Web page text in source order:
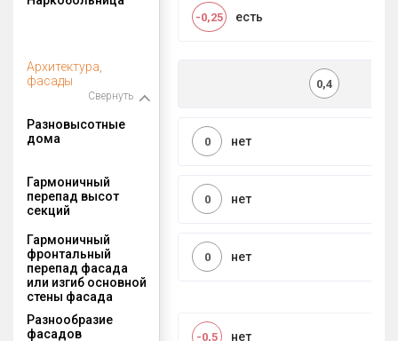
есть
-0,25
Архитектура,
фасады
Свернуть
0,4
Разновысотные
дома
нет
0
Гармоничный
перепад высот
секций
нет
0
Гармоничный
фронтальный
перепад фасада
или изгиб основной
стены фасада
нет
0
Разнообразие
фасадов
нет
-0,5